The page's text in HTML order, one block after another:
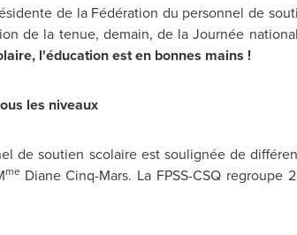
de la Fédération du personnel de
de la tenue, demain, de la Journée
l'éducation est en bonnes mains !
les niveaux
de soutien scolaire est soulignée de
me Diane Cinq-Mars. La FPSS-CSQ